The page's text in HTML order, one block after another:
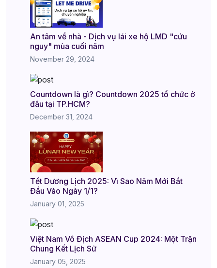
An tâm về nhà - Dịch vụ lái xe hộ LMD "cứu
nguy" mùa cuối năm
November 29, 2024
Countdown là gì? Countdown 2025 tổ chức ở
đâu tại TP.HCM?
December 31, 2024
Tết Dương Lịch 2025: Vì Sao Năm Mới Bắt
Đầu Vào Ngày 1/1?
January 01, 2025
Việt Nam Vô Địch ASEAN Cup 2024: Một Trận
Chung Kết Lịch Sử
January 05, 2025